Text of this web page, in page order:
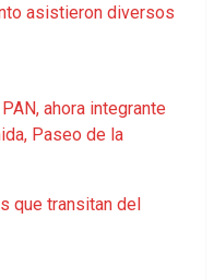
asistieron diversos
ahora integrante
Paseo de la
que transitan del